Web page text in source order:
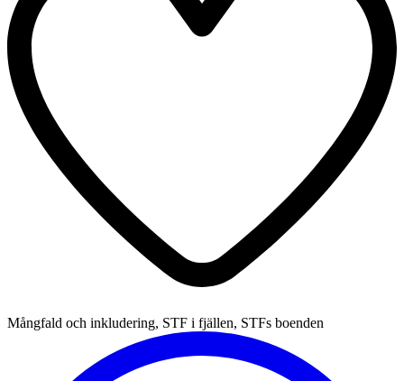
Mångfald och inkludering, STF i fjällen, STFs boenden